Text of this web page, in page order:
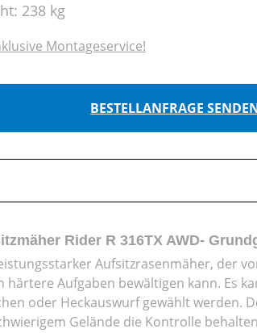
238 kg
Montageservice!
BESTELLANFRAGE
Rider R 316TX AWD-
Aufsitzrasenmäher, der
Aufgaben bewältigen kann. Es
oder Heckauswurf gewählt werden.
Gelände die Kontrolle